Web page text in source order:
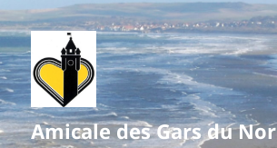
Amicale des Gars du